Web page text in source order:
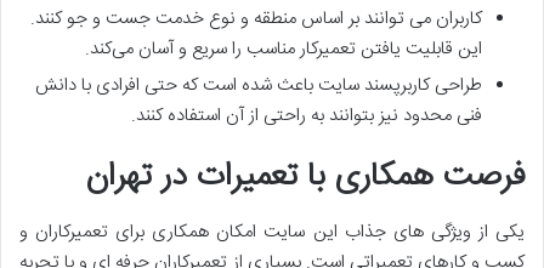
کاربران می ‌توانند بر اساس منطقه و نوع خدمت جست ‌و جو کنند.
این قابلیت یافتن تعمیرکار مناسب را سریع و آسان می‌کند.
طراحی کاربرپسند سایت باعث شده است که حتی افرادی با دانش
فنی محدود نیز بتوانند به‌ راحتی از آن استفاده کنند.
فرصت همکاری با تعمیرات در تهران
یکی از ویژگی ‌های جذاب این سایت امکان همکاری برای تعمیرکاران و